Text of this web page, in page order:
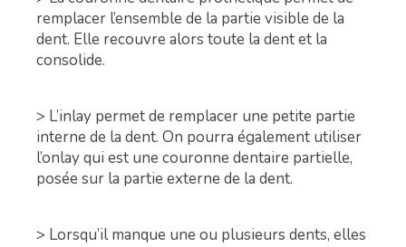
remplacer l’ensemble de la partie visible de la
dent. Elle recouvre alors toute la dent et la
consolide.
> L’inlay permet de remplacer une petite partie
interne de la dent. On pourra également utiliser
l’onlay qui est une couronne dentaire partielle,
posée sur la partie externe de la dent.
> Lorsqu’il manque une ou plusieurs dents, elles